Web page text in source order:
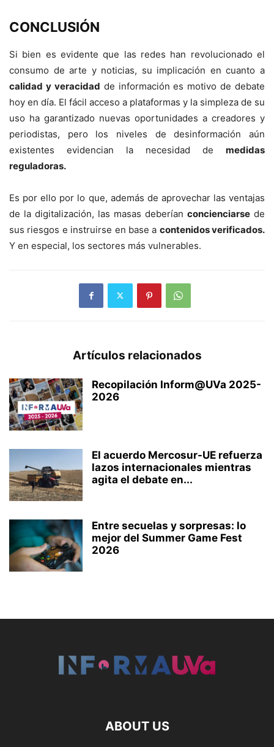
CONCLUSIÓN
Si bien es evidente que las redes han revolucionado el
consumo de arte y noticias, su implicación en cuanto a
calidad y veracidad de información es motivo de debate
hoy en día. El fácil acceso a plataformas y la simpleza de su
uso ha garantizado nuevas oportunidades a creadores y
periodistas, pero los niveles de desinformación aún
existentes evidencian la necesidad de medidas
reguladoras.
Es por ello por lo que, además de aprovechar las ventajas
de la digitalización, las masas deberían concienciarse de
sus riesgos e instruirse en base a contenidos verificados.
Y en especial, los sectores más vulnerables.
Artículos relacionados
Recopilación Inform@UVa 2025-
2026
El acuerdo Mercosur-UE refuerza
lazos internacionales mientras
agita el debate en...
Entre secuelas y sorpresas: lo
mejor del Summer Game Fest
2026
ABOUT US